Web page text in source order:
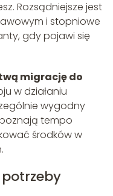
Rozsądniejsze jest
i stopniowe
gdy pojawi się
migrację do
w działaniu
wygodny
tempo
środków w